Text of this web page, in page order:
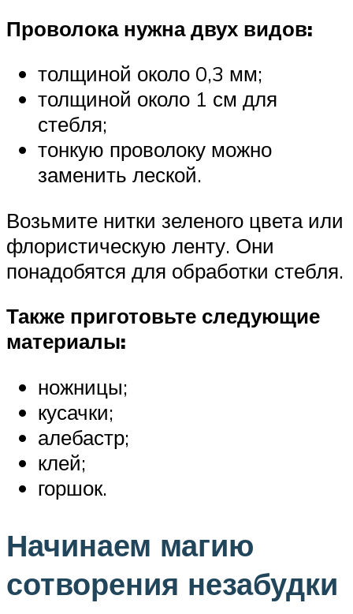
Проволока нужна двух видов:
толщиной около 0,3 мм;
толщиной около 1 см для
стебля;
тонкую проволоку можно
заменить леской.
Возьмите нитки зеленого цвета или
флористическую ленту. Они
понадобятся для обработки стебля.
Также приготовьте следующие
материалы:
ножницы;
кусачки;
алебастр;
клей;
горшок.
Начинаем магию
сотворения незабудки